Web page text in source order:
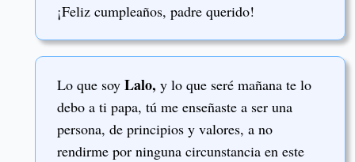
¡Feliz cumpleaños, padre querido!
Lo que soy Lalo, y lo que seré mañana te lo
debo a ti papa, tú me enseñaste a ser una
persona, de principios y valores, a no
rendirme por ninguna circunstancia en este